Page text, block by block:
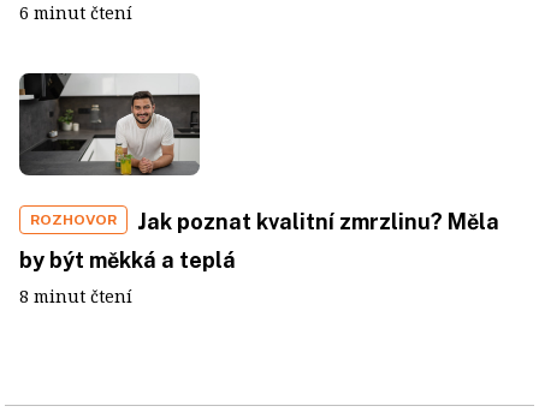
6 minut čtení
ROZHOVOR
Jak poznat kvalitní zmrzlinu? Měla
by být měkká a teplá
8 minut čtení